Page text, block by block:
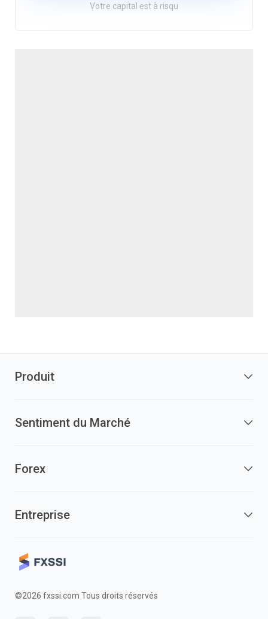
Votre capital est à risqu
Produit
Sentiment du Marché
Forex
Entreprise
©2026 fxssi.com Tous droits réservés